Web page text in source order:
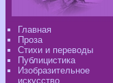
Главная
Проза
Стихи и переводы
Публицистика
Изобразительное
искусство